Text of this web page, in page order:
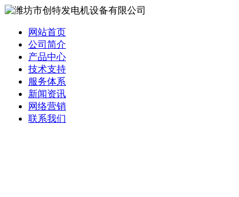
网站首页
公司简介
产品中心
技术支持
服务体系
新闻资讯
网络营销
联系我们